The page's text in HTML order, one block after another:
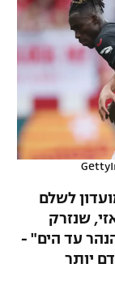
לשלם
שנזרק
עד הים" -